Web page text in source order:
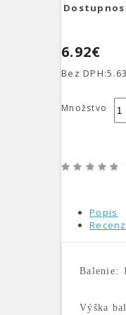
6.92€
Bez DPH:
Množstvo
Popis
Balenie:
Výška